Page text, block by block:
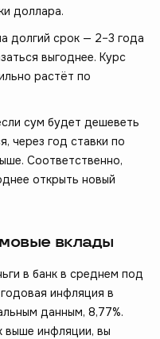
доллара.
долгий срок — 2–3 года
выгоднее. Курс
растёт по
сум будет дешеветь
через год ставки по
Соответственно,
открыть новый
вклады
в банк в среднем под
инфляция в
данным, 8,77%.
выше инфляции, вы